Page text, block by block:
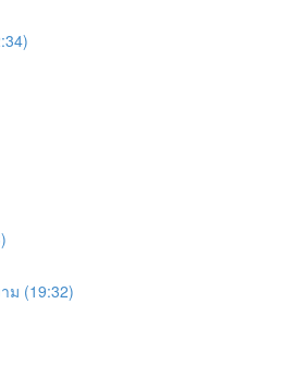
ม (19:32)